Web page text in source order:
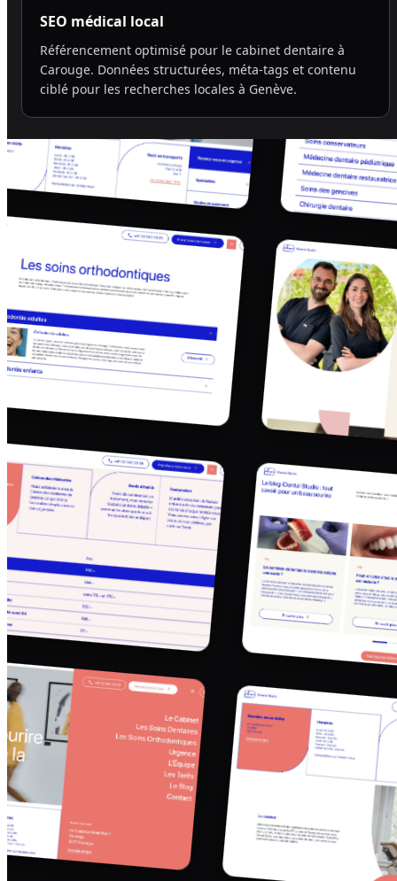
SEO médical local
Référencement optimisé pour le cabinet dentaire à
Carouge. Données structurées, méta-tags et contenu
ciblé pour les recherches locales à Genève.